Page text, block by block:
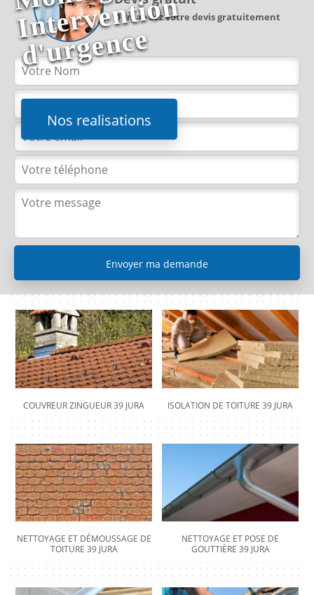
n
e
Nos realisations
Demandez votre devis gratuitement
COUVREUR ZINGUEUR 39 JURA ISOLATION DE TOITURE 39 JURA
NETTOYAGE ET DÉMOUSSAGE DE
TOITURE 39 JURA
NETTOYAGE ET POSE DE
GOUTTIÈRE 39 JURA